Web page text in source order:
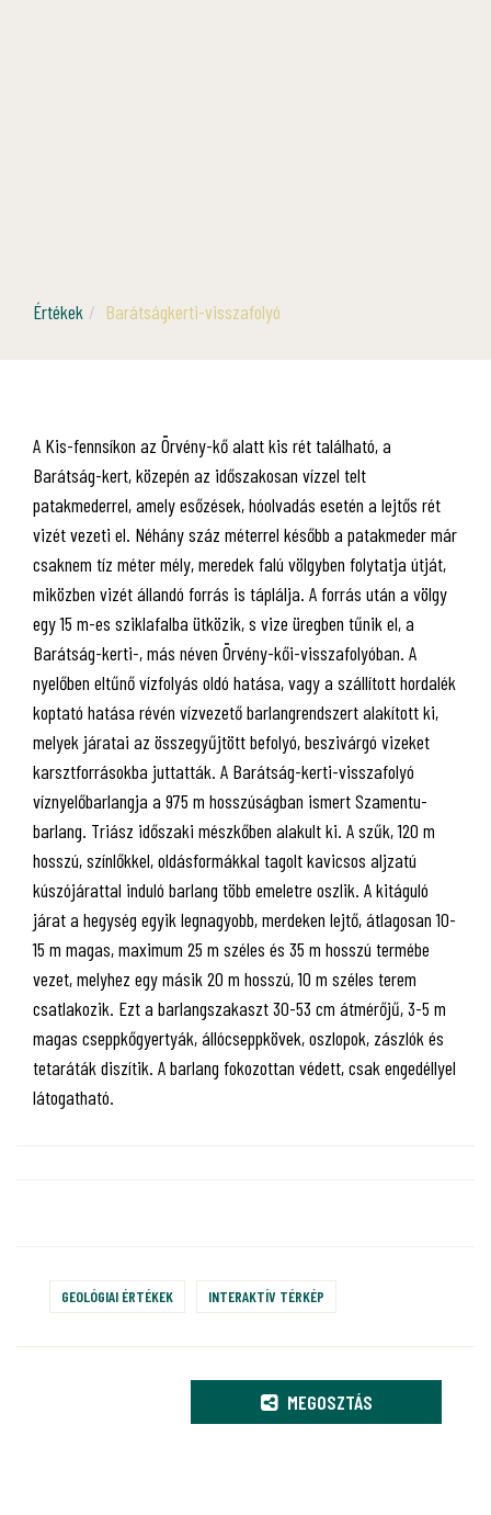
Értékek Barátságkerti-visszafolyó
A Kis-fennsíkon az Örvény-kő alatt kis rét található, a
Barátság-kert, közepén az időszakosan vízzel telt
patakmederrel, amely esőzések, hóolvadás esetén a lejtős rét
vizét vezeti el. Néhány száz méterrel később a patakmeder már
csaknem tíz méter mély, meredek falú völgyben folytatja útját,
miközben vizét állandó forrás is táplálja. A forrás után a völgy
egy 15 m-es sziklafalba ütközik, s vize üregben tűnik el, a
Barátság-kerti-, más néven Örvény-kői-visszafolyóban. A
nyelőben eltűnő vízfolyás oldó hatása, vagy a szállított hordalék
koptató hatása révén vízvezető barlangrendszert alakított ki,
melyek járatai az összegyűjtött befolyó, beszivárgó vizeket
karsztforrásokba juttatták. A Barátság-kerti-visszafolyó
víznyelőbarlangja a 975 m hosszúságban ismert Szamentu-
barlang. Triász időszaki mészkőben alakult ki. A szűk, 120 m
hosszú, színlőkkel, oldásformákkal tagolt kavicsos aljzatú
kúszójárattal induló barlang több emeletre oszlik. A kitáguló
járat a hegység egyik legnagyobb, merdeken lejtő, átlagosan 10-
15 m magas, maximum 25 m széles és 35 m hosszú termébe
vezet, melyhez egy másik 20 m hosszú, 10 m széles terem
csatlakozik. Ezt a barlangszakaszt 30-53 cm átmérőjű, 3-5 m
magas cseppkőgyertyák, állócseppkövek, oszlopok, zászlók és
tetaráták diszítik. A barlang fokozottan védett, csak engedéllyel
látogatható.
GEOLÓGIAI ÉRTÉKEK INTERAKTÍV TÉRKÉP
MEGOSZTÁS